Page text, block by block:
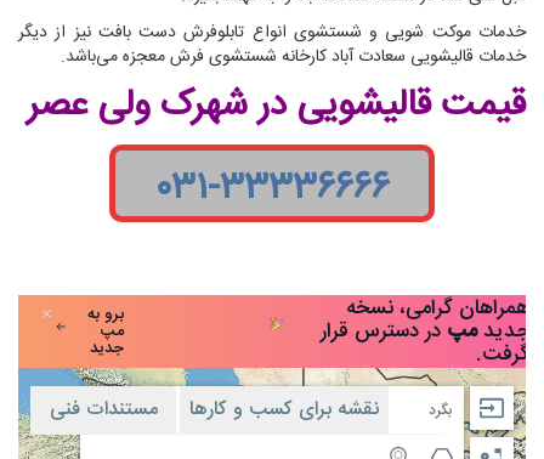
خدمات موکت شویی و شستشوی انواع تابلوفرش دست بافت نیز از دیگر
خدمات قالیشویی سعادت آباد کارخانه شستشوی فرش معجزه می‌باشد.
قیمت قالیشویی در شهرک ولی عصر
۰۳۱-۳۳۳۳۶۶۶۶